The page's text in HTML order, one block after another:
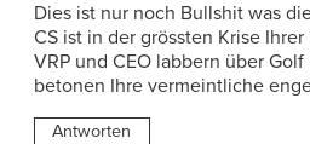
Dies ist nur noch Bullshit was
CS ist in der grössten Krise
VRP und CEO labbern über
betonen Ihre vermeintliche
Antworten